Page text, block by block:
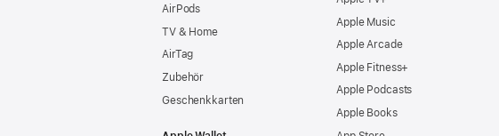
AirPods
TV & Home
AirTag
Zubehör
Geschenkkarten
Apple Music
Apple Arcade
Apple Fitness+
Apple Podcasts
Apple Books